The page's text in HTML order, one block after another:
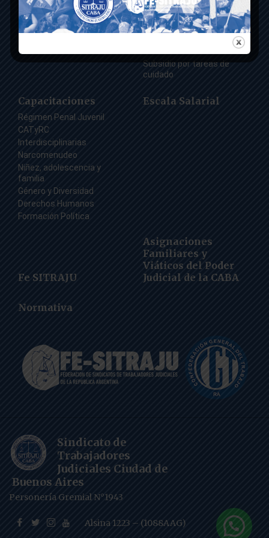
Subsidios
Deporte y Recreación
Sitraju Solidario
Reconversión Laboral
Teletrabajo
Licencias
Subsidio por tareas de
cuidado
Capacitaciones
Régimen Penal Juvenil
CATyRC
Interdisciplinarias
Narcomenudeo
Niñez, adolescencia y
familia
Género y Diversidad
Derechos Humanos
Formación Política
Escala Salarial
Fe SITRAJU
Asignaciones
Familiares y
Viáticos del Poder
Judicial de la CABA
Normativa
Sindicato de
Trabajadores
Judiciales Ciudad de
Buenos Aires
Personería Gremial N°1943
Alsina 1223 – (1088AAG)